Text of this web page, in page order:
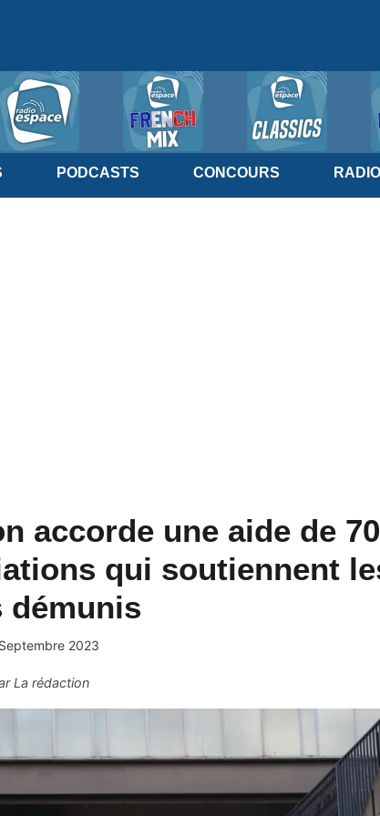
PODCASTS CONCOURS RADIO
accorde une aide de 70
qui soutiennent
démunis
2023
La rédaction